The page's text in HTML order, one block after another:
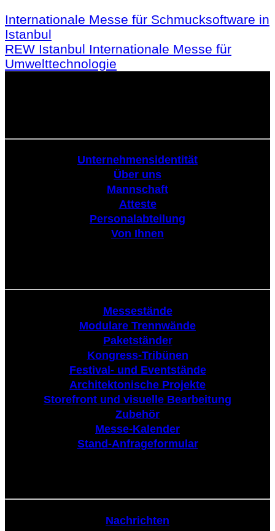
Internationale Messe für Schmucksoftware in
Istanbul
REW Istanbul Internationale Messe für
Umwelttechnologie
Unternehmensidentität
Über uns
Mannschaft
Atteste
Personalabteilung
Von Ihnen
Messestände
Modulare Trennwände
Paketständer
Kongress-Tribünen
Festival- und Eventstände
Architektonische Projekte
Storefront und visuelle Bearbeitung
Zubehör
Messe-Kalender
Stand-Anfrageformular
Nachrichten